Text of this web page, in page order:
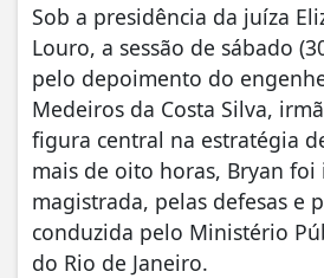
Sob a presidência da juíza
Louro, a sessão de sábado
pelo depoimento do
Medeiros da Costa Silva,
figura central na estratégia
mais de oito horas, Bryan
magistrada, pelas defesas e
conduzida pelo Ministério
do Rio de Janeiro.